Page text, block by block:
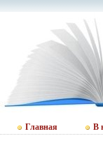
Главная В